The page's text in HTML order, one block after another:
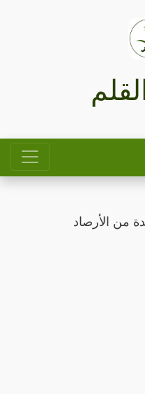
من الأرصاد